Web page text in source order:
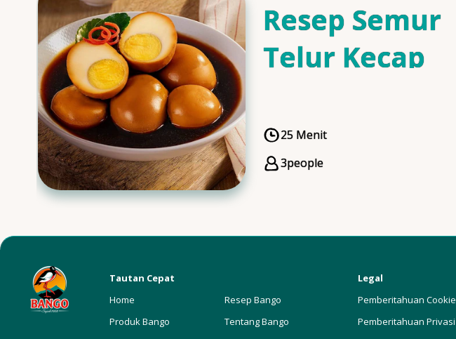
Resep Semur
Telur Kecap
CookingTime
25 Menit
Servings
3people
Tautan Cepat
Home
Produk Bango
Resep Bango
Tentang Bango
Legal
Pemberitahuan Cookie
Pemberitahuan Privasi